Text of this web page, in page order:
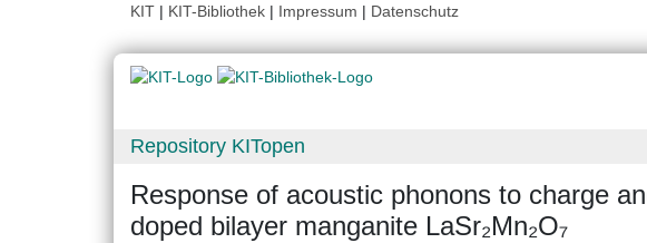
KIT | KIT-Bibliothek | Impressum | Datenschutz
Repository KITopen
Response of acoustic phonons to charge
doped bilayer manganite LaSr₂Mn₂O₇